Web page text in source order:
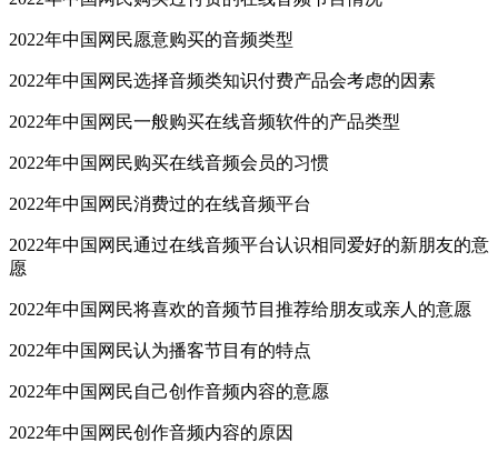
2022年中国网民愿意购买的音频类型
2022年中国网民选择音频类知识付费产品会考虑的因素
2022年中国网民一般购买在线音频软件的产品类型
2022年中国网民购买在线音频会员的习惯
2022年中国网民消费过的在线音频平台
2022年中国网民通过在线音频平台认识相同爱好的新朋友的意
愿
2022年中国网民将喜欢的音频节目推荐给朋友或亲人的意愿
2022年中国网民认为播客节目有的特点
2022年中国网民自己创作音频内容的意愿
2022年中国网民创作音频内容的原因